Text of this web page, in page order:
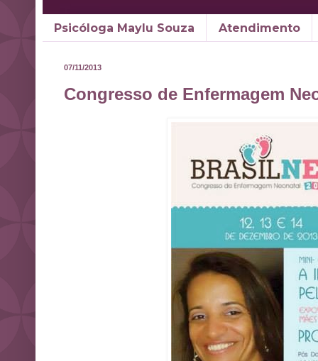
Psicóloga Maylu Souza Atendimento
07/11/2013
Congresso de Enfermagem